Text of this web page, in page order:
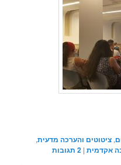
,ציטוטים והערכה מדעית,
אקדמית |
2 תגובות